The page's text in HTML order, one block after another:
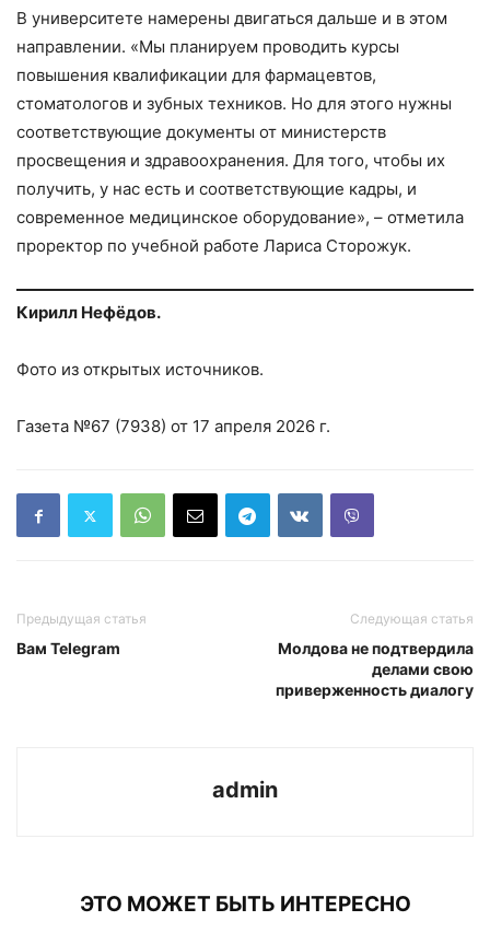
В университете намерены двигаться дальше и в этом
направлении. «Мы планируем проводить курсы
повышения квалификации для фармацевтов,
стоматологов и зубных техников. Но для этого нужны
соответствующие документы от министерств
просвещения и здравоохранения. Для того, чтобы их
получить, у нас есть и соответствующие кадры, и
современное медицинское оборудование», – отметила
проректор по учебной работе Лариса Сторожук.
Кирилл Нефёдов.
Фото из открытых источников.
Газета №67 (7938) от 17 апреля 2026 г.
Предыдущая статья
Вам Telegram
Следующая статья
Молдова не подтвердила
делами свою
приверженность диалогу
admin
ЭТО МОЖЕТ БЫТЬ ИНТЕРЕСНО